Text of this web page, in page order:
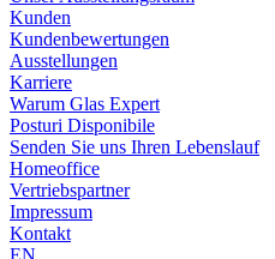
Kunden
Kundenbewertungen
Ausstellungen
Karriere
Warum Glas Expert
Posturi Disponibile
Senden Sie uns Ihren Lebenslauf
Homeoffice
Vertriebspartner
Impressum
Kontakt
EN